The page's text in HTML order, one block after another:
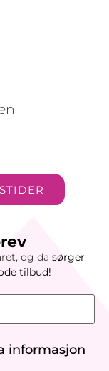
og da sørger
tilbud!
informasjon